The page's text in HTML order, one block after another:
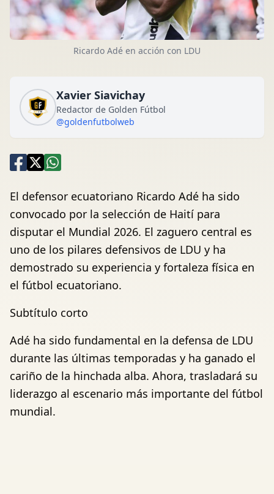
Ricardo Adé en acción con LDU
Xavier Siavichay
Redactor de Golden Fútbol
@goldenfutbolweb
El defensor ecuatoriano Ricardo Adé ha sido
convocado por la selección de Haití para
disputar el Mundial 2026. El zaguero central es
uno de los pilares defensivos de LDU y ha
demostrado su experiencia y fortaleza física en
el fútbol ecuatoriano.
Subtítulo corto
Adé ha sido fundamental en la defensa de LDU
durante las últimas temporadas y ha ganado el
cariño de la hinchada alba. Ahora, trasladará su
liderazgo al escenario más importante del fútbol
mundial.